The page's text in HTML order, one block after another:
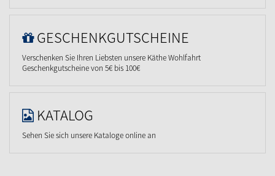
GESCHENKGUTSCHEINE
Verschenken Sie Ihren Liebsten unsere Käthe Wohlfahrt
Geschenkgutscheine von 5€ bis 100€
KATALOG
Sehen Sie sich unsere Kataloge online an